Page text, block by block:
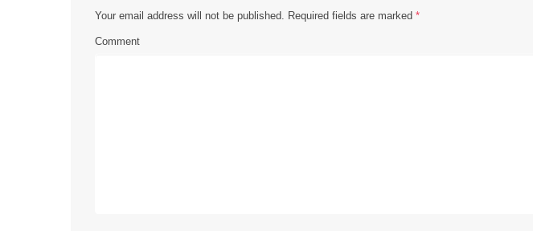
Your email address will not be published. Required fields are marked *
Comment